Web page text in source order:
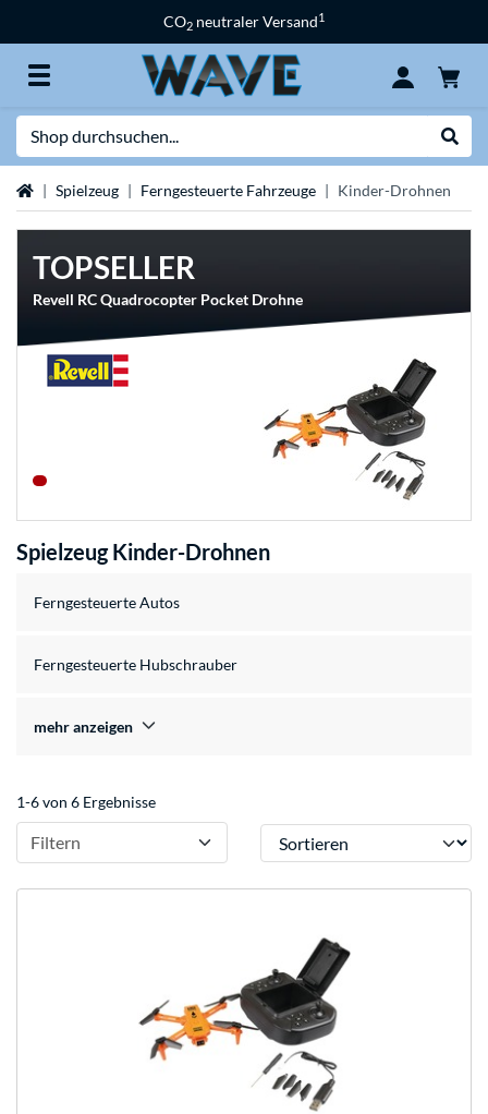
CO2 neutraler Versand1
StartseiteSpielzeug Ferngesteuerte Fahrzeuge Kinder-Drohnen
TOPSELLER
Revell RC Quadrocopter Pocket Drohne
Spielzeug Kinder-Drohnen
Ferngesteuerte Autos
Ferngesteuerte Hubschrauber
mehr anzeigen
1-6 von 6 Ergebnisse
Filtern Sortieren